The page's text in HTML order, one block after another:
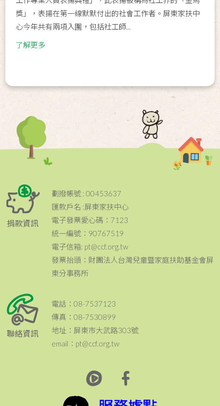
獎」，表揚在第一線默默付出的社會工作者。屏東家扶中
心今年共有兩項入圍，包括社工師...
了解更多
捐款資訊
劃撥帳號 : 00453637
匯款戶名 :屏東家扶中心
電子發票愛心碼：7123
統一編號：90767519
電子信箱: pt@ccf.org.tw
發票抬頭：財團法人台灣兒童暨家庭扶助基金會屏
東分事務所
聯絡資訊
電話：08-7537123
傳真：08-7530899
地址：屏東市大武路303號
email：pt@ccf.org.tw